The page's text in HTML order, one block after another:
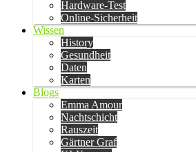
Hardware-Test
Online-Sicherheit
Wissen
History
Gesundheit
Daten
Karten
Blogs
Emma Amour
Nachtschicht
Rauszeit
Gärtner Graf